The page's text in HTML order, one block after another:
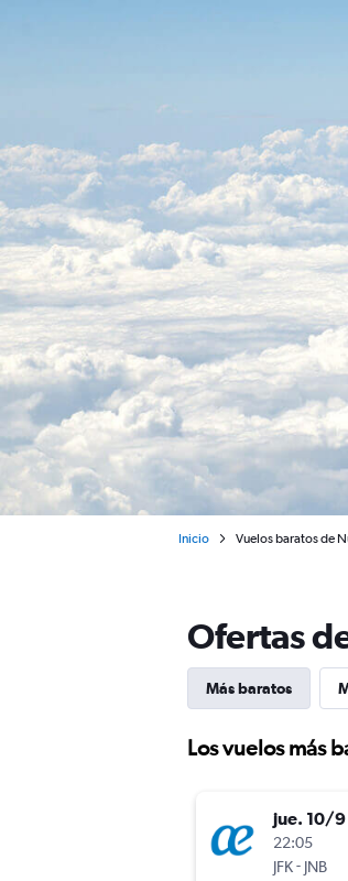
Inicio Vuelos baratos de
Ofertas
Más baratos
Los vuelos más
jue. 10/9
22:05
JFK- JNB